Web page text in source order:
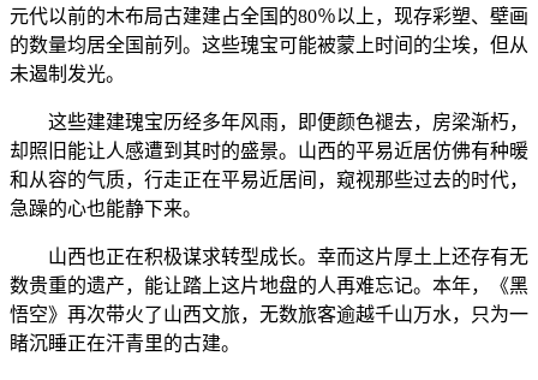
元代以前的木布局古建建占全国的80％以上，现存彩塑、壁画
的数量均居全国前列。这些瑰宝可能被蒙上时间的尘埃，但从
未遏制发光。
这些建建瑰宝历经多年风雨，即便颜色褪去，房梁渐朽，
却照旧能让人感遭到其时的盛景。山西的平易近居仿佛有种暖
和从容的气质，行走正在平易近居间，窥视那些过去的时代，
急躁的心也能静下来。
山西也正在积极谋求转型成长。幸而这片厚土上还存有无
数贵重的遗产，能让踏上这片地盘的人再难忘记。本年，《黑
悟空》再次带火了山西文旅，无数旅客逾越千山万水，只为一
睹沉睡正在汗青里的古建。